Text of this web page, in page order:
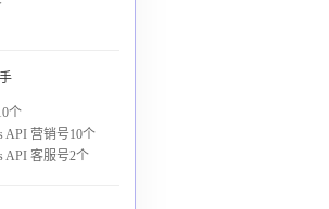
个
API 营销号10个
API 客服号2个